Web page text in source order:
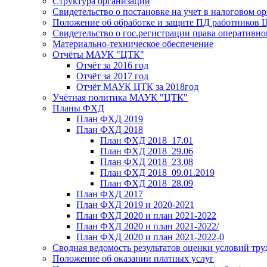
Свидетельство о постановке на учет в налоговом
Положение об обработке и защите ПД работников
Свидетельство о гос.регистрации права
Материально-техническое обеспечение
Отчёты МАУК "ЦТК"
Отчёт за 2016 год
Отчёт за 2017 год
Отчёт МАУК ЦТК за 2018год
Учётная политика МАУК "ЦТК"
Планы ФХД
План ФХД 2019
План ФХД 2018
План ФХД 2018_17.01
План ФХД 2018_29.06
План ФХД 2018_23.08
План ФХД 2018_09.01.2019
План ФХД 2018_28.09
План ФХД 2017
План ФХД 2019 и 2020-2021
План ФХД 2020 и план 2021-2022
План ФХД 2020 и план 2021-2022/
План ФХД 2020 и план 2021-2022-0
Сводная ведомость результатов оценки условий
Положение об оказании платных услуг